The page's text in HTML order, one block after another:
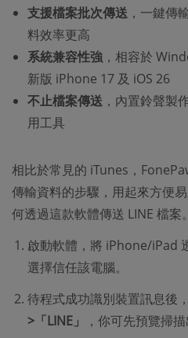
支援檔案批次傳送 ，一鍵傳
料效率更高
系統兼容性強 ，相容於
新版 iPhone 17 及 iOS 26
不止檔案傳送 ，內置鈴聲製
用工具
相比於常見的 iTunes，
傳輸資料的步驟，用起來方便
何透過這款軟體傳送 LINE 檔案。
啟動軟體，將 iPhone/iPad
選擇信任該電腦。
待程式成功識別裝置訊息後
>「LINE」
，你可先預覽掃